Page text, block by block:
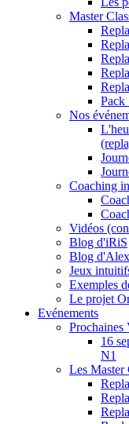
Master
Pack
Nos
Coaching
Vidéos
Blog d'iRiS
Blog
Jeux
Exemples
Le projet
Evénements
Prochaines
16
N1
Les Master